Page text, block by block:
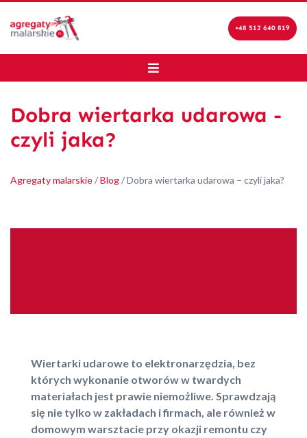
+48 512 640 819
Dobra wiertarka udarowa -
czyli jaka?
Agregaty malarskie/Blog/Dobra wiertarka udarowa – czyli jaka?
Wiertarki udarowe to elektronarzędzia, bez
których wykonanie otworów w twardych
materiałach jest prawie niemożliwe. Sprawdzają
się nie tylko w zakładach i firmach, ale również w
domowym warsztacie przy okazji remontu czy